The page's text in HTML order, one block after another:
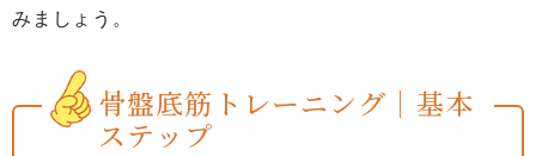
みましょう。
骨盤底筋トレーニング｜基本
ステップ